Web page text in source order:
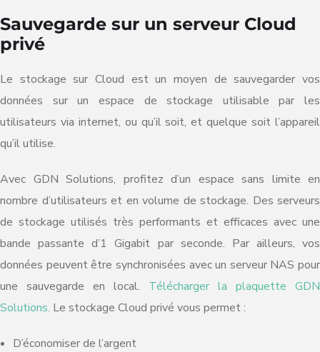
Sauvegarde sur un serveur Cloud
privé
Le stockage sur Cloud est un moyen de sauvegarder vos
données sur un espace de stockage utilisable par les
utilisateurs via internet, ou qu’il soit, et quelque soit l’appareil
qu’il utilise.
Avec GDN Solutions, profitez d’un espace sans limite en
nombre d’utilisateurs et en volume de stockage. Des serveurs
de stockage utilisés très performants et efficaces avec une
bande passante d’1 Gigabit par seconde. Par ailleurs, vos
données peuvent être synchronisées avec un serveur NAS pour
une sauvegarde en local. Télécharger la plaquette GDN
Solutions. Le stockage Cloud privé vous permet :
D’économiser de l’argent